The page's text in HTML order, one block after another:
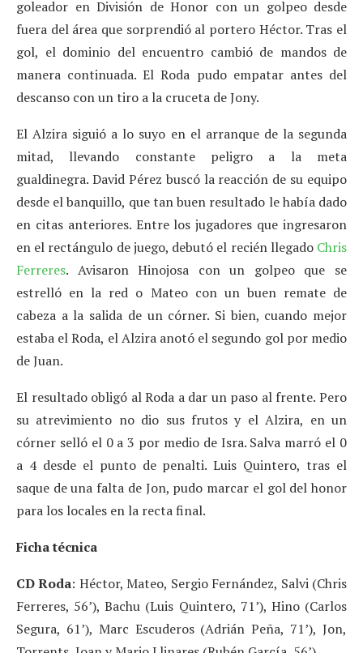
goleador en División de Honor con un golpeo desde
fuera del área que sorprendió al portero Héctor. Tras el
gol, el dominio del encuentro cambió de mandos de
manera continuada. El Roda pudo empatar antes del
descanso con un tiro a la cruceta de Jony.
El Alzira siguió a lo suyo en el arranque de la segunda
mitad, llevando constante peligro a la meta
gualdinegra. David Pérez buscó la reacción de su equipo
desde el banquillo, que tan buen resultado le había dado
en citas anteriores. Entre los jugadores que ingresaron
en el rectángulo de juego, debutó el recién llegado Chris
Ferreres. Avisaron Hinojosa con un golpeo que se
estrelló en la red o Mateo con un buen remate de
cabeza a la salida de un córner. Si bien, cuando mejor
estaba el Roda, el Alzira anotó el segundo gol por medio
de Juan.
El resultado obligó al Roda a dar un paso al frente. Pero
su atrevimiento no dio sus frutos y el Alzira, en un
córner selló el 0 a 3 por medio de Isra. Salva marró el 0
a 4 desde el punto de penalti. Luis Quintero, tras el
saque de una falta de Jon, pudo marcar el gol del honor
para los locales en la recta final.
Ficha técnica
CD Roda: Héctor, Mateo, Sergio Fernández, Salvi (Chris
Ferreres, 56’), Bachu (Luis Quintero, 71’), Hino (Carlos
Segura, 61’), Marc Escuderos (Adrián Peña, 71’), Jon,